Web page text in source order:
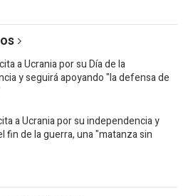
a Ucrania por su Día de la
y seguirá apoyando "la defensa de
a Ucrania por su independencia y
fin de la guerra, una "matanza sin